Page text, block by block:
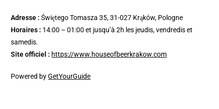
Adresse :Świętego Tomasza 35, 31-027 Krąków, Pologne
Horaires : 14:00 – 01:00 et jusqu’à 2h les jeudis, vendredis et
samedis.
Site officiel : https://www.houseofbeerkrakow.com
Powered byGetYourGuide